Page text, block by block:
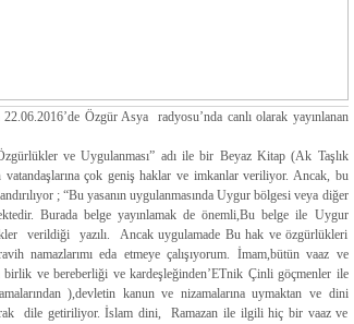
Özgür Asya radyosu’nda canlı olarak yayınlanan
ve Uygulanması” adı ile bir Beyaz Kitap (Ak Taşlık
çok geniş haklar ve imkanlar veriliyor. Ancak, bu
; “Bu yasanın uygulanmasında Uygur bölgesi veya diğer
Burada belge yayınlamak de önemli,Bu belge ile Uygur
verildiği yazılı. Ancak uygulamade Bu hak ve özgürlükleri
namazlarımı eda etmeye çalışıyorum. İmam,bütün vaaz ve
ve bereberliği ve kardeşleğinden’ETnik Çinli göçmenler ile
),devletin kanun ve nizamalarına uymaktan ve dini
dile getiriliyor. İslam dini, Ramazan ile ilgili hiç bir vaaz ve